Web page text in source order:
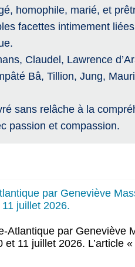
homophile, marié, et
facettes intimement
Claudel, Lawrence
Bâ, Tillion, Jung,
sans relâche à la
passion et compassion.
par Geneviève
juillet 2026.
Atlantique par Geneviève
11 juillet 2026. L’article «